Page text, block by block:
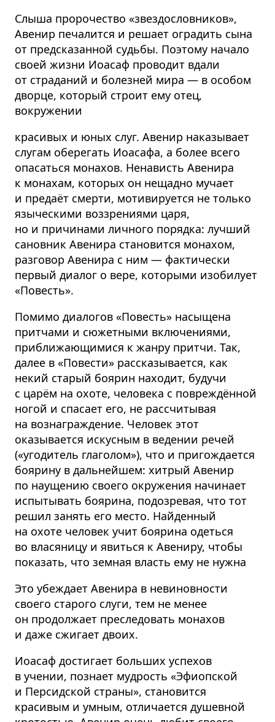
Слыша пророчество «звездословников»,
Авенир печалится и решает оградить сына
от предсказанной судьбы. Поэтому начало
своей жизни Иоасаф проводит вдали
от страданий и болезней мира — в особом
дворце, который строит ему отец,
вокружении
красивых и юных слуг. Авенир наказывает
слугам оберегать Иоасафа, а более всего
опасаться монахов. Ненависть Авенира
к монахам, которых он нещадно мучает
и предаёт смерти, мотивируется не только
языческими воззрениями царя,
но и причинами личного порядка: лучший
сановник Авенира становится монахом,
разговор Авенира с ним — фактически
первый диалог о вере, которыми изобилует
«Повесть».
Помимо диалогов «Повесть» насыщена
притчами и сюжетными включениями,
приближающимися к жанру притчи. Так,
далее в «Повести» рассказывается, как
некий старый боярин находит, будучи
с царём на охоте, человека с повреждённой
ногой и спасает его, не рассчитывая
на вознаграждение. Человек этот
оказывается искусным в ведении речей
(«угодитель глаголом»), что и пригождается
боярину в дальнейшем: хитрый Авенир
по наущению своего окружения начинает
испытывать боярина, подозревая, что тот
решил занять его место. Найденный
на охоте человек учит боярина одеться
во власяницу и явиться к Авениру, чтобы
показать, что земная власть ему не нужна
Это убеждает Авенира в невиновности
своего старого слуги, тем не менее
он продолжает преследовать монахов
и даже сжигает двоих.
Иоасаф достигает больших успехов
в учении, познает мудрость «Эфиопской
и Персидской страны», становится
красивым и умным, отличается душевной